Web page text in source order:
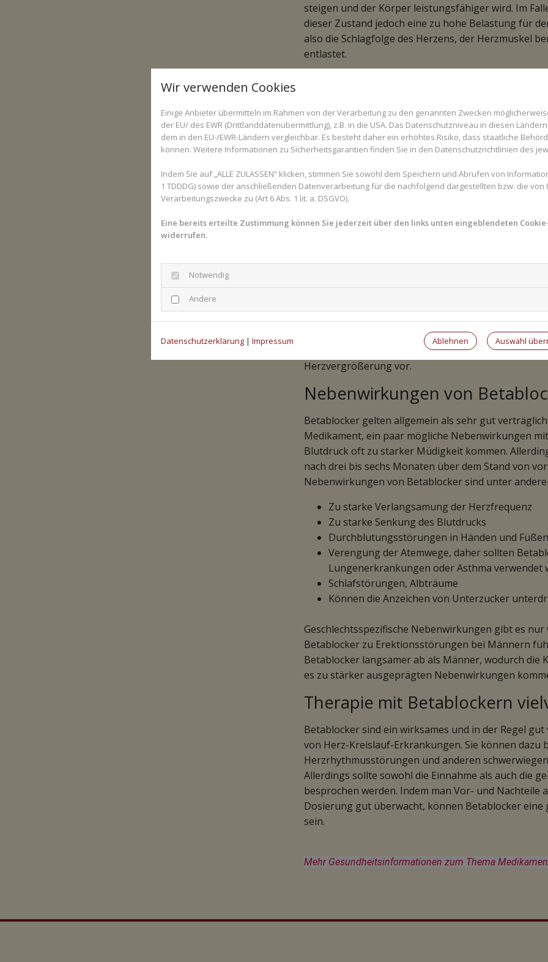
steigen und der Körper leistungsfähiger wird. Im
dieser Zustand jedoch eine zu hohe Belastung für
also die Schlagfolge des Herzens, der Herzmuskel
entlastet.
Sie haben Fragen zum Thema Betablocker oder
Gesundheits-Experten und -Expertinnen aus Ihrer
zur Expertensuche.
Wirkungen von Betablockern
Durch ihre Fähigkeit, Adrenalin und Noradrenalin
verschiedener Wirkungen. Eine der wichtigsten
Blutdrucks. Dies geschieht durch die Verringerung
Kraft, mit der das Herz schlägt. Indem sie den
sie den Blutdruck zu senken und das Risiko von
Betablocker werden außerdem häufig Menschen
Risiko von Herzinfarkten und
auf den Herzmuskel und das Herz verringern,
pectoris zu lindern. Zudem werden sie zur
unregelmäßigem Herzschlag oder Arrhythmien
Herzvergrößerung vor.
Nebenwirkungen von
Betablocker gelten allgemein als sehr gut
Medikament, ein paar mögliche Nebenwirkungen
Blutdruck oft zu starker Müdigkeit kommen.
nach drei bis sechs Monaten über dem Stand von
Nebenwirkungen von Betablocker sind unter
Zu starke Verlangsamung der Herzfrequenz
Zu starke Senkung des Blutdrucks
Durchblutungsstörungen in Händen und Füßen
Verengung der Atemwege, daher sollten
Lungenerkrankungen oder Asthma verwendet
Schlafstörungen, Albträume
Können die Anzeichen von Unterzucker
Geschlechtsspezifische Nebenwirkungen gibt es
Betablocker zu Erektionsstörungen bei Männern
Betablocker langsamer ab als Männer, wodurch
es zu stärker ausgeprägten Nebenwirkungen
Therapie mit Betablockern
Betablocker sind ein wirksames und in der Regel
von Herz-Kreislauf-Erkrankungen. Sie können dazu
Herzrhythmusstörungen und anderen
Allerdings sollte sowohl die Einnahme als auch die
besprochen werden. Indem man Vor- und Nachteile
Dosierung gut überwacht, können Betablocker
sein.
Mehr Gesundheitsinformationen zum Thema
Wir verwenden Cookies
Einige Anbieter übermitteln im Rahmen von der Verarbeitung zu den genannten Zwecken
der EU/ des EWR (Drittlanddatenübermittlung), z.B. in die USA. Das Datenschutzniveau in diesen
dem in den EU-/EWR-Ländern vergleichbar. Es besteht daher ein erhöhtes Risiko, dass staatliche
können. Weitere Informationen zu Sicherheitsgarantien finden Sie in den Datenschutzrichtlinien des
Indem Sie auf „ALLE ZULASSEN“ klicken, stimmen Sie sowohl dem Speichern und Abrufen von
1 TDDDG) sowie der anschließenden Datenverarbeitung für die nachfolgend dargestellten bzw. die
Verarbeitungszwecke zu (Art 6 Abs. 1 lit. a. DSGVO).
Eine bereits erteilte Zustimmung können Sie jederzeit über den links unten eingeblendeten
widerrufen.
Notwendig
Andere
Datenschutzerklärung | Impressum Ablehnen Auswahl